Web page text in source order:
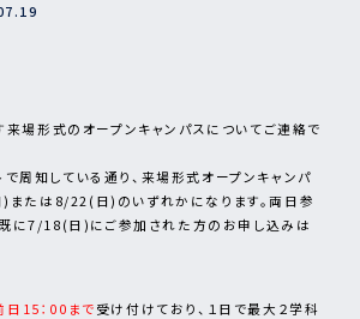
場形式のオープンキャンパスについてご連絡で
周知している通り、来場形式オープンキャンパ
たは8/22(日)のいずれかになります。両日参
に7/18(日)にご参加された方のお申し込みは
日15：00まで 受け付けており、１日で最大２学科